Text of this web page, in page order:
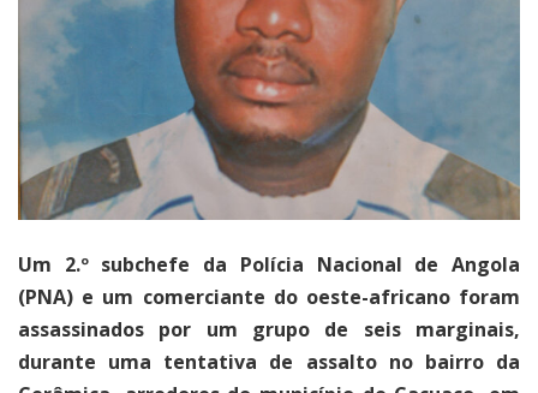
Um 2.º subchefe da Polícia Nacional de Angola
(PNA) e um comerciante do oeste-africano foram
assassinados por um grupo de seis marginais,
durante uma tentativa de assalto no bairro da